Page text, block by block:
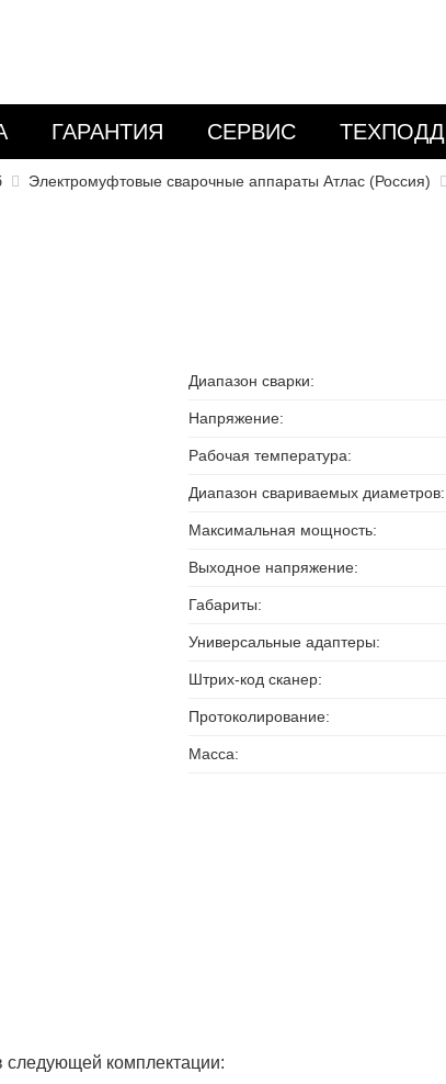
ГАРАНТИЯ СЕРВИС
Электромуфтовые сварочные аппараты Атлас (Россия)
Диапазон сварки:
Напряжение:
Рабочая температура:
Диапазон свариваемых диаметров:
Максимальная мощность:
Выходное напряжение:
Габариты:
Универсальные адаптеры:
Штрих-код сканер:
Протоколирование:
Масса:
комплектации: